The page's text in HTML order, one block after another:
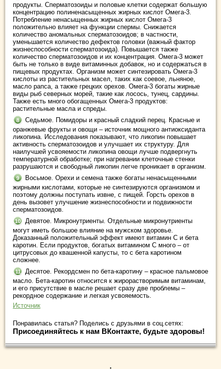
продукты. Сперматозоиды и половые клетки содержат большую
концентрацию полиненасыщенных жирных кислот Омега-3.
Потребление ненасыщенных жирных кислот Омега-3
положительно влияет на функции спермы. Снижается
количество аномальных сперматозоидов; в частности,
уменьшается количество дефектов головки (важный фактор
жизнеспособности сперматозоида). Повышается также
количество сперматозоидов и их концентрация. Омега-3 может
быть не только в виде витаминных добавок, но и содержаться в
пищевых продуктах. Организм может синтезировать Омега-3
кислоты из растительных масел, таких как соевое, льняное,
масло рапса, а также грецких орехов. Омега-3 богаты жирные
виды рыб северных морей, такие как лосось, тунец, сардины.
Также есть много обогащенных Омега-3 продуктов:
растительные масла и спреды.
Седьмое. Помидоры и красный сладкий перец. Красные и
оранжевые фрукты и овощи – источник мощного антиоксиданта
ликопина. Исследования показывают, что ликопин повышает
активность сперматозоидов и улучшает их структуру. Для
наилучшей усвояемости ликопина овощи лучше подвергнуть
температурной обработке; при нагревании клеточные стенки
разрушаются и свободный ликопин легче проникает в организм.
Восьмое. Орехи и семена также богаты ненасыщенными
жирными кислотами, которые не синтезируются организмом и
поэтому должны поступать извне, с пищей. Горсть орехов в
день вызовет улучшение жизнеспособности и подвижности
сперматозоидов.
Девятое. Микронутриенты. Отдельные микронутриенты
могут иметь большое влияние на мужском здоровье.
Доказанный положительный эффект имеют витамин С и бета
каротин. Если продуктов, богатых витамином С много – от
цитрусовых до квашенной капусты, то с бета каротином
сложнее.
Десятое. Рекордсмен по бета-каротину – красное пальмовое
масло. Бета-каротин относится к жирорастворимым витаминам,
и его присутствие в масле решает сразу две проблемы –
рекордное содержание и легкая усвояемость.
Источник
Понравилась статья? Поделись с друзьями в соц.сетях:
Присоединяйтесь к нам ВКонтакте, будьте здоровы!
.